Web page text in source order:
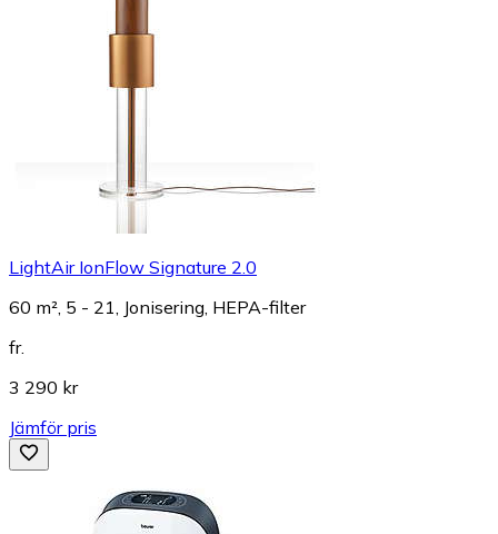
LightAir IonFlow Signature 2.0
60 m², 5 - 21, Jonisering, HEPA-filter
fr.
3 290 kr
Jämför pris